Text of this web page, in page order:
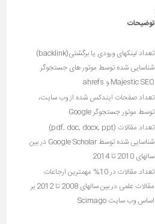
توضیحات
تعداد لینکهای ورودی یا برگشتی(backlink)
شناسایی شده توسط موتور های جستجوگر
Majestic SEO و ahrefs
تعداد صفحات ایندکس شده از وب سایت،
توسط موتور جستجوگر Google
تعداد مقالات (pdf, doc, docx, ppt)
شناسایی شده توسط Google Scholar در بین
سالهای 2010 تا 2014
تعداد مقالات در 10% مهمترین ارجاعات
مقالات علمی در بین سالهای 2008 تا 2012 بر
اساس وب سایت Scimago